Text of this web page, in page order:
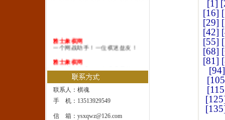
雅士象棋网
一个网战助手！一位棋迷益友！
雅士象棋网
一本系统棋谱！一所速成棋校！
雅士象棋网
一处修身圣地！一座雅士乐园！
联系人：棋魂
手 机：13513929549
信 箱：ysxqwz@126.com
[1]
[16]
[29]
[42]
[55]
[68]
[81]
[94]